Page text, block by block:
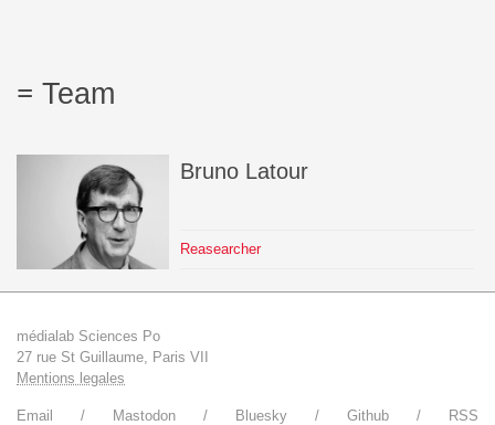
FR| EN
Team
Bruno Latour
Reasearcher
médialab Sciences Po
27 rue St Guillaume, Paris VII
Mentions legales
Email Mastodon Bluesky Github RSS